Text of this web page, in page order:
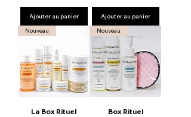
Ajouter au panier
Ajouter au panier
Nouveau
La Box Rituel
Nouveau
Box Rituel